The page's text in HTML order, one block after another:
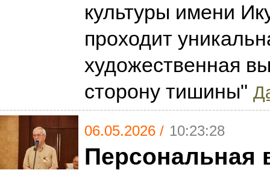
культуры имени
проходит
художественная
сторону тишины"
06.05.2026 / 10:23:28
Персональная